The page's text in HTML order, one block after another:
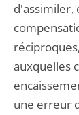
d'assimiler,
auxquelles
une erreur